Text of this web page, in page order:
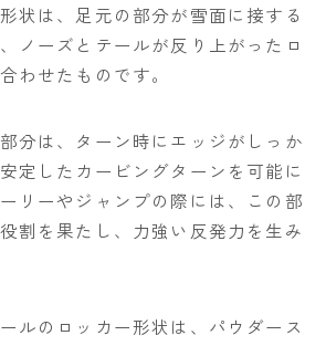
状は、足元の部分が雪面に接する
ノーズとテールが反り上がったロ
わせたものです。
分は、ターン時にエッジがしっか
定したカービングターンを可能に
リーやジャンプの際には、この部
割を果たし、力強い反発力を生み
ルのロッカー形状は、パウダース